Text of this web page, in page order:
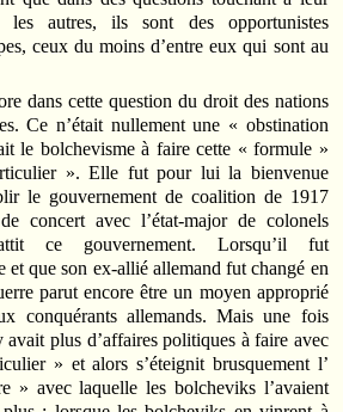
autres, ils sont des opportunistes
ceux du moins d’entre eux qui sont au
dans cette question du droit des nations
Ce n’était nullement une « obstination
le bolchevisme à faire cette « formule »
». Elle fut pour lui la bienvenue
le gouvernement de coalition de 1917
concert avec l’état-major de colonels
ce gouvernement. Lorsqu’il fut
et que son ex-allié allemand fut changé en
parut encore être un moyen approprié
conquérants allemands. Mais une fois
plus d’affaires politiques à faire avec
» et alors s’éteignit brusquement l’
» avec laquelle les bolcheviks l’avaient